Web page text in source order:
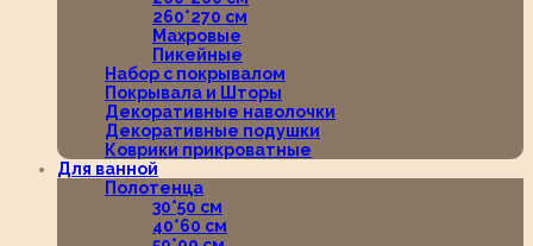
260*270 см
Махровые
Пикейные
Набор с покрывалом
Покрывала и Шторы
Декоративные наволочки
Декоративные подушки
Коврики прикроватные
Для ванной
Полотенца
30*50 см
40*60 см